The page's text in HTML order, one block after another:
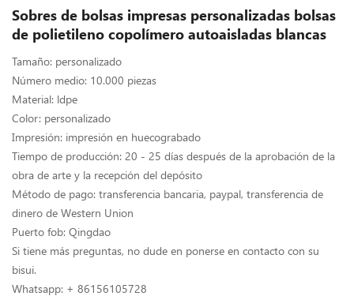
Sobres de bolsas impresas personalizadas bolsas
de polietileno copolímero autoaisladas blancas
Tamaño: personalizado
Número medio: 10.000 piezas
Material: ldpe
Color: personalizado
Impresión: impresión en huecograbado
Tiempo de producción: 20 - 25 días después de la aprobación de la
obra de arte y la recepción del depósito
Método de pago: transferencia bancaria, paypal, transferencia de
dinero de Western Union
Puerto fob: Qingdao
Si tiene más preguntas, no dude en ponerse en contacto con su
bisui.
Whatsapp: + 86156105728